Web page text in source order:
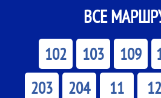
ВСЕ
102 103 109
203
204 11 12